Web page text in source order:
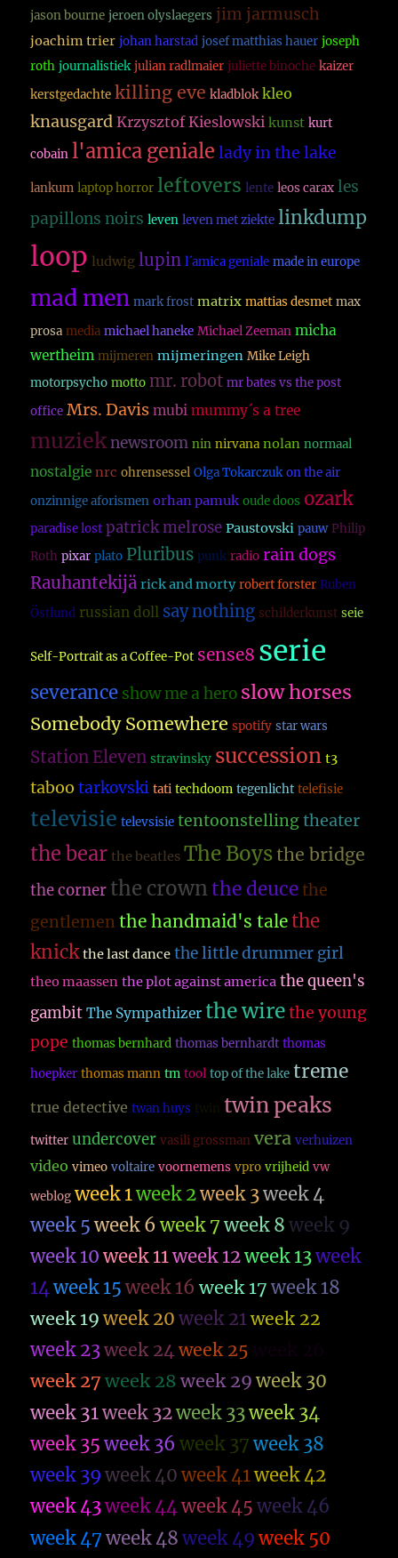
jason bourne jeroen olyslaegers jim jarmusch
joachim trier johan harstad josef matthias hauer joseph
roth journalistiek julian radlmaier juliette binoche kaizer
kerstgedachte killing eve kladblok kleo
knausgard Krzysztof Kieslowski kunst kurt
cobain l'amica geniale lady in the lake
lankum laptop horror leftovers lente leos carax les
papillons noirs leven leven met ziekte linkdump
loop ludwig lupin l´amica geniale made in europe
mad men mark frost matrix mattias desmet max
prosa media michael haneke Michael Zeeman micha
wertheim mijmeren mijmeringen Mike Leigh
motorpsycho motto mr. robot mr bates vs the post
office Mrs. Davis mubi mummy´s a tree
muzieknewsroom nin nirvana nolan normaal
nostalgie nrc ohrensessel Olga Tokarczuk on the air
onzinnige aforismen orhan pamuk oude doos ozark
paradise lost patrick melrose Paustovski pauw Philip
Roth pixar plato Pluribus punk radio rain dogs
Rauhantekijä rick and morty robert forster Ruben
Östlund russian doll say nothing schilderkunst seie
Self-Portrait as a Coffee-Pot sense8 serie
severance show me a hero slow horses
Somebody Somewhere spotify star wars
Station Eleven stravinsky succession t3
taboo tarkovski tati techdoom tegenlicht telefisie
televisie televsisie tentoonstelling theater
the bear the beatles The Boysthe bridge
the corner the crown the deuce the
gentlemen the handmaid's talethe
knick the last dance the little drummer girl
theo maassen the plot against america the queen's
gambit The Sympathizer the wire the young
pope thomas bernhard thomas bernhardt thomas
hoepker thomas mann tm tool top of the lake treme
true detective twan huys twin peaks
twitter undercover vasili grossman vera verhuizen
video vimeo voltaire voornemens vpro vrijheid vw
weblog week 1week 2week 3week 4
week 5 week 6 week 7 week 8 week 9
week 10 week 11week 12week 13week
14week 15 week 16 week 17 week 18
week 19 week 20 week 21week 22
week 23week 24week 25
week 27 week 28 week 29 week 30
week 31week 32week 33week 34
week 35 week 36 week 37 week 38
week 39 week 40 week 41week 42
week 43week 44week 45 week 46
week 47 week 48 week 49 week 50